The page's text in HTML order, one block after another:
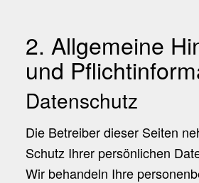
2. Allgemeine
und
Datenschutz
Die Betreiber dieser Seiten
Schutz Ihrer persönlichen
Wir behandeln Ihre